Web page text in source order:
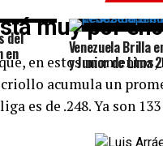
muy por
en estos
acumula un
es de .248. Ya son
del
en Venezuela Brilla
y Junior de Lima